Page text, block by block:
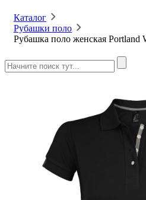
Каталог
Рубашки поло
Рубашка поло женская Portland